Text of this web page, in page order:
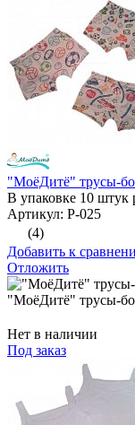
"МоёДитё" трусы-
В упаковке 10 штук
Артикул: Р-025
(4)
Добавить к
Отложить
"МоёДитё" трусы-
Нет в наличии
Под заказ